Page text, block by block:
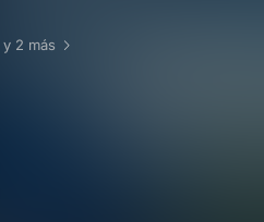
y 2 más